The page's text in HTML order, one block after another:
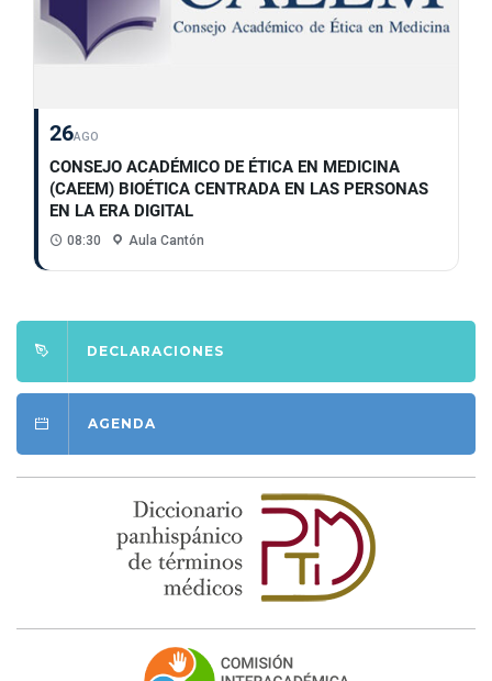
26AGO
CONSEJO ACADÉMICO DE ÉTICA EN MEDICINA
(CAEEM) BIOÉTICA CENTRADA EN LAS PERSONAS
EN LA ERA DIGITAL
08:30 Aula Cantón
DECLARACIONES
AGENDA